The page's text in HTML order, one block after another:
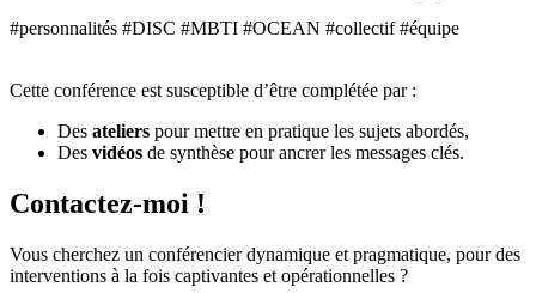
#personnalités #DISC #MBTI #OCEAN #collectif #équipe
Cette conférence est susceptible d’être complétée par :
Des ateliers pour mettre en pratique les sujets abordés,
Des vidéos de synthèse pour ancrer les messages clés.
Contactez-moi !
Vous cherchez un conférencier dynamique et pragmatique, pour des
interventions à la fois captivantes et opérationnelles ?